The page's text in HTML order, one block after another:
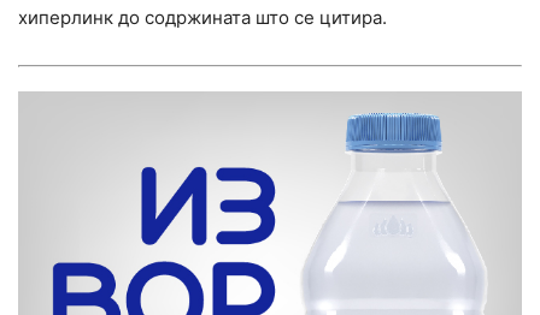
хиперлинк до содржината што се цитира.